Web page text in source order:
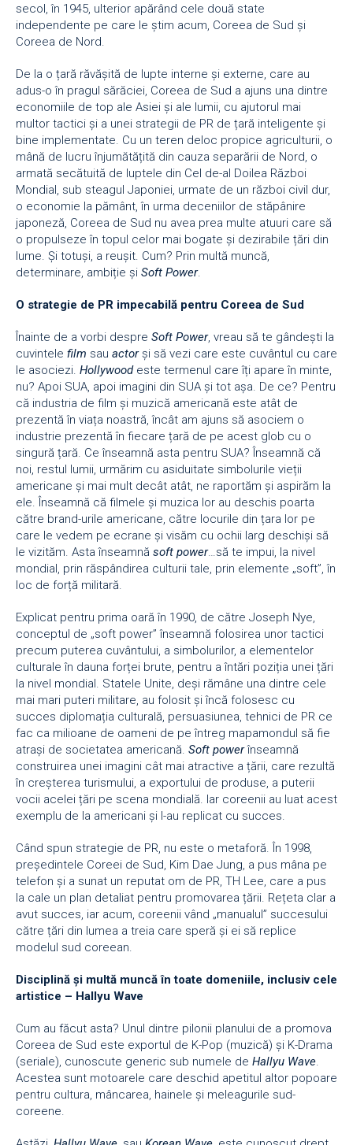
secol, în 1945, ulterior apărând cele două state
independente pe care le știm acum, Coreea de Sud și
Coreea de Nord.
De la o țară răvășită de lupte interne și externe, care au
adus-o în pragul sărăciei, Coreea de Sud a ajuns una dintre
economiile de top ale Asiei și ale lumii, cu ajutorul mai
multor tactici și a unei strategii de PR de țară inteligente și
bine implementate. Cu un teren deloc propice agriculturii, o
mână de lucru înjumătățită din cauza separării de Nord, o
armată secătuită de luptele din Cel de-al Doilea Război
Mondial, sub steagul Japoniei, urmate de un război civil dur,
o economie la pământ, în urma deceniilor de stăpânire
japoneză, Coreea de Sud nu avea prea multe atuuri care să
o propulseze în topul celor mai bogate și dezirabile țări din
lume. Și totuși, a reușit. Cum? Prin multă muncă,
determinare, ambiție și Soft Power.
O strategie de PR impecabilă pentru Coreea de Sud
Înainte de a vorbi despre Soft Power, vreau să te gândești la
cuvintele film sau actorși să vezi care este cuvântul cu care
le asociezi. Hollywoodeste termenul care îți apare în minte,
nu? Apoi SUA, apoi imagini din SUA și tot așa. De ce? Pentru
că industria de film și muzică americană este atât de
prezentă în viața noastră, încât am ajuns să asociem o
industrie prezentă în fiecare țară de pe acest glob cu o
singură țară. Ce înseamnă asta pentru SUA? Înseamnă că
noi, restul lumii, urmărim cu asiduitate simbolurile vieții
americane și mai mult decât atât, ne raportăm și aspirăm la
ele. Înseamnă că filmele și muzica lor au deschis poarta
către brand-urile americane, către locurile din țara lor pe
care le vedem pe ecrane și visăm cu ochii larg deschiși să
le vizităm. Asta înseamnă soft power…să te impui, la nivel
mondial, prin răspândirea culturii tale, prin elemente „soft”, în
loc de forță militară.
Explicat pentru prima oară în 1990, de către Joseph Nye,
conceptul de „soft power” înseamnă folosirea unor tactici
precum puterea cuvântului, a simbolurilor, a elementelor
culturale în dauna forței brute, pentru a întări poziția unei țări
la nivel mondial. Statele Unite, deși rămâne una dintre cele
mai mari puteri militare, au folosit și încă folosesc cu
succes diplomația culturală, persuasiunea, tehnici de PR ce
fac ca milioane de oameni de pe întreg mapamondul să fie
atrași de societatea americană. Soft powerînseamnă
construirea unei imagini cât mai atractive a țării, care rezultă
în creșterea turismului, a exportului de produse, a puterii
vocii acelei țări pe scena mondială. Iar coreenii au luat acest
exemplu de la americani și l-au replicat cu succes.
Când spun strategie de PR, nu este o metaforă. În 1998,
președintele Coreei de Sud, Kim Dae Jung, a pus mâna pe
telefon și a sunat un reputat om de PR, TH Lee, care a pus
la cale un plan detaliat pentru promovarea țării. Rețeta clar a
avut succes, iar acum, coreenii vând „manualul” succesului
către țări din lumea a treia care speră și ei să replice
modelul sud coreean.
Disciplină și multă muncă în toate domeniile, inclusiv cele
artistice – Hallyu Wave
Cum au făcut asta? Unul dintre pilonii planului de a promova
Coreea de Sud este exportul de K-Pop (muzică) și K-Drama
(seriale), cunoscute generic sub numele de Hallyu Wave.
Acestea sunt motoarele care deschid apetitul altor popoare
pentru cultura, mâncarea, hainele și meleagurile sud-
coreene.